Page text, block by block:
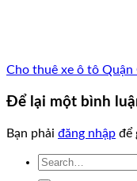
Cho thuê xe ô tô Quận
Để lại một bình
Bạn phải đăng nhập để